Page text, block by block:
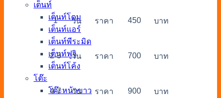
เต็นท์
เต็นท์โดม
เต็นท์แอร์
เต็นท์พีระมิด
เต็นท์ฟูจิ
เต็นท์โค้ง
โต๊ะ
โต๊ะหน้าขาว
1 วัน ราคา 450 บาท
2-3 วัน ราคา 700 บาท
4-7 วัน ราคา 900 บาท